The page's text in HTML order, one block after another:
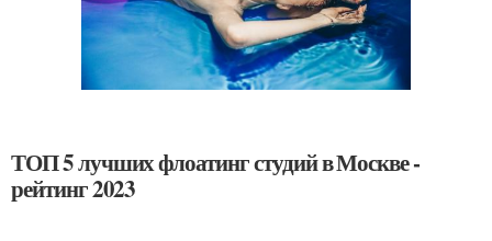
ТОП 5 лучших флоатинг студий в Москве -
рейтинг 2023